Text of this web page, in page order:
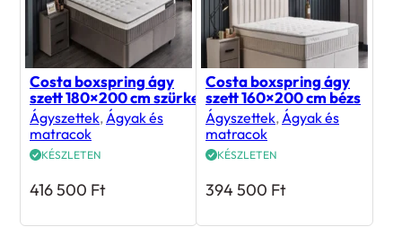
Costa boxspring ágy
szett 180×200 cm szürke
Ágyszettek, Ágyak és
matracok
KÉSZLETEN
416 500 Ft
Costa boxspring ágy
szett 160×200 cm bézs
Ágyszettek, Ágyak és
matracok
KÉSZLETEN
394 500 Ft